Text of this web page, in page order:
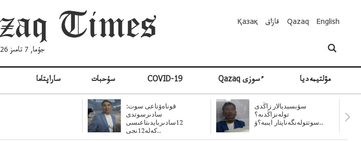
جۇما, 7 تامىز 2026
Қазақ قازاق Qazaq English
ساراپتاما سۇحبات COVID-19 Qazaq ءسوزى مۋلتيمەديا
قوناەۆتاعى سوت:
سادىرسوتدى
12سادىربايدىتاعىسى
كەلە12نجى..
سۋبسيديالار زاڭدى
تولەنزاڭدىە؟
سوتتولەنگەناپتار ايىبە؟ۋ..